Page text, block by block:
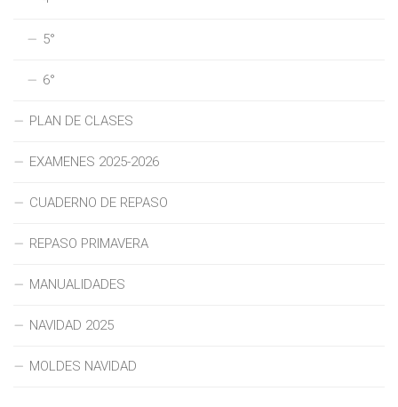
5°
6°
PLAN DE CLASES
EXAMENES 2025-2026
CUADERNO DE REPASO
REPASO PRIMAVERA
MANUALIDADES
NAVIDAD 2025
MOLDES NAVIDAD